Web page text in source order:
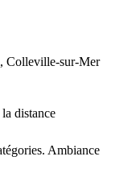
Colleville-sur-Mer
distance
Ambiance